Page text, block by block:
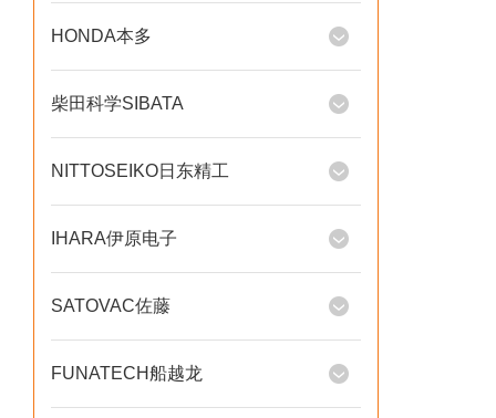
HONDA本多
柴田科学SIBATA
NITTOSEIKO日东精工
IHARA伊原电子
SATOVAC佐藤
FUNATECH船越龙